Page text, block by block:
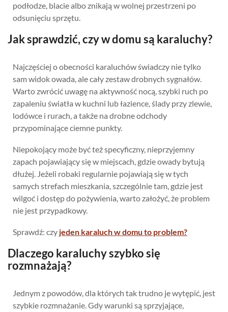
podłodze, blacie albo znikają w wolnej przestrzeni po
odsunięciu sprzętu.
Jak sprawdzić, czy w domu są karaluchy?
Najczęściej o obecności karaluchów świadczy nie tylko
sam widok owada, ale cały zestaw drobnych sygnałów.
Warto zwrócić uwagę na aktywność nocą, szybki ruch po
zapaleniu światła w kuchni lub łazience, ślady przy zlewie,
lodówce i rurach, a także na drobne odchody
przypominające ciemne punkty.
Niepokojący może być też specyficzny, nieprzyjemny
zapach pojawiający się w miejscach, gdzie owady bytują
dłużej. Jeżeli robaki regularnie pojawiają się w tych
samych strefach mieszkania, szczególnie tam, gdzie jest
wilgoć i dostęp do pożywienia, warto założyć, że problem
nie jest przypadkowy.
Sprawdź: czy jeden karaluch w domu to problem?
Dlaczego karaluchy szybko się
rozmnażają?
Jednym z powodów, dla których tak trudno je wytępić, jest
szybkie rozmnażanie. Gdy warunki są sprzyjające,